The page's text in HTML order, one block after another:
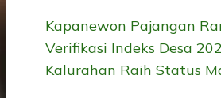
Kapanewon Pajangan
Verifikasi Indeks Desa
Kalurahan Raih Status